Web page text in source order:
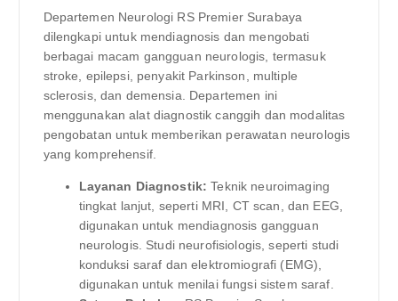
Departemen Neurologi RS Premier Surabaya
dilengkapi untuk mendiagnosis dan mengobati
berbagai macam gangguan neurologis, termasuk
stroke, epilepsi, penyakit Parkinson, multiple
sclerosis, dan demensia. Departemen ini
menggunakan alat diagnostik canggih dan modalitas
pengobatan untuk memberikan perawatan neurologis
yang komprehensif.
Layanan Diagnostik: Teknik neuroimaging
tingkat lanjut, seperti MRI, CT scan, dan EEG,
digunakan untuk mendiagnosis gangguan
neurologis. Studi neurofisiologis, seperti studi
konduksi saraf dan elektromiografi (EMG),
digunakan untuk menilai fungsi sistem saraf.